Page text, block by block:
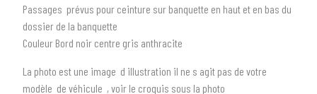
Passages prévus pour ceinture sur banquette en haut et en bas du
dossier de la banquette
Couleur Bord noir centre gris anthracite
La photo est une image d illustration il ne s agit pas de votre
modèle de véhicule , voir le croquis sous la photo